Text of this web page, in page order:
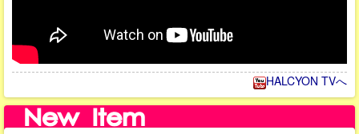
HALCYON TVへ